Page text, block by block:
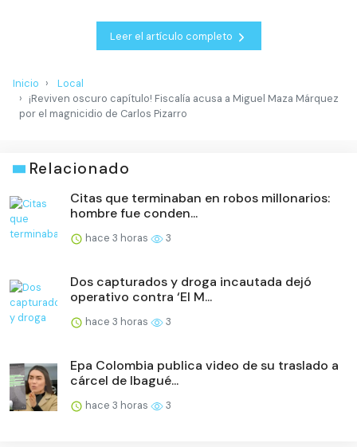
Leer el artículo completo
Inicio
Local
¡Reviven oscuro capítulo! Fiscalía acusa a Miguel Maza Márquez
por el magnicidio de Carlos Pizarro
Relacionado
Citas que terminaban en robos millonarios:
hombre fue conden...
hace 3 horas 3
Dos capturados y droga incautada dejó
operativo contra ‘El M...
hace 3 horas 3
Epa Colombia publica video de su traslado a
cárcel de Ibagué...
hace 3 horas 3